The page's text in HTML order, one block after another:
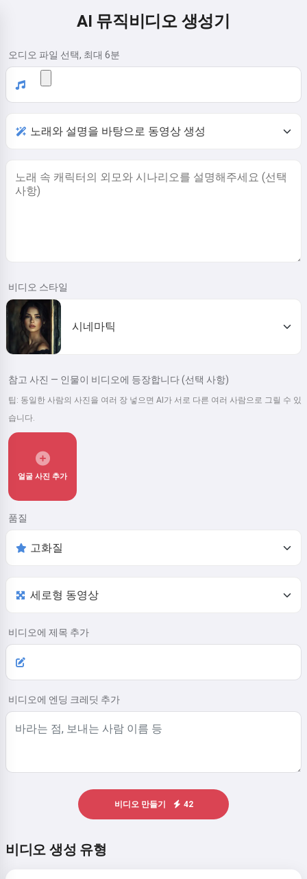
AI 뮤직비디오 생성기
오디오 파일 선택, 최대 6분
비디오 스타일
시네마틱
참고 사진 — 인물이 비디오에 등장합니다 (선택 사항)
팁: 동일한 사람의 사진을 여러 장 넣으면 AI가 서로 다른 여러 사람으로 그릴 수 있
습니다.
얼굴 사진 추가
품질
비디오에 제목 추가
비디오에 엔딩 크레딧 추가
비디오 만들기 42
비디오 생성 유형